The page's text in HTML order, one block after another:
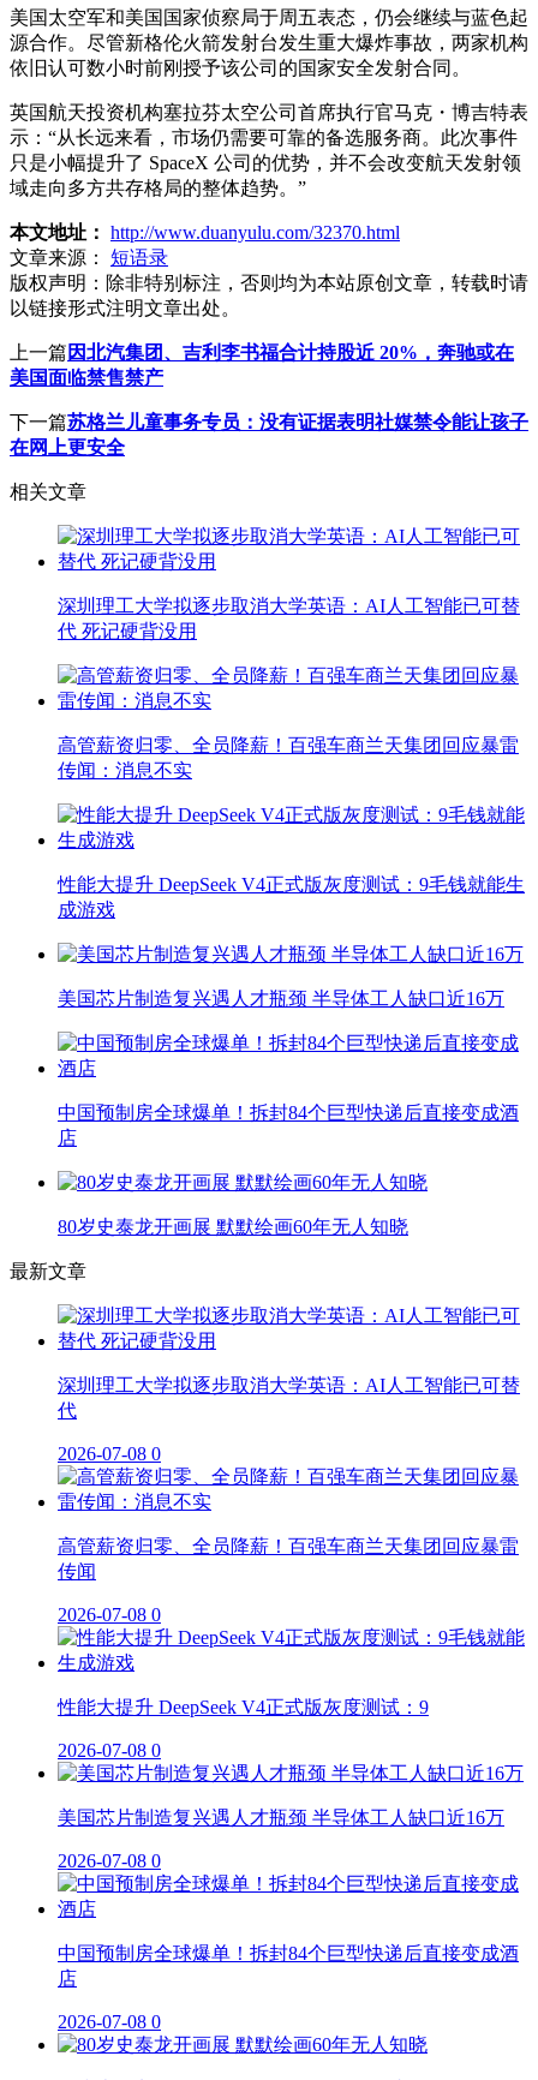
美国太空军和美国国家侦察局于周五表态，仍会继续与蓝色起
源合作。尽管新格伦火箭发射台发生重大爆炸事故，两家机构
依旧认可数小时前刚授予该公司的国家安全发射合同。
英国航天投资机构塞拉芬太空公司首席执行官马克・博吉特表
示：“从长远来看，市场仍需要可靠的备选服务商。此次事件
只是小幅提升了 SpaceX 公司的优势，并不会改变航天发射领
域走向多方共存格局的整体趋势。”
本文地址： http://www.duanyulu.com/32370.html
文章来源：
短语录
版权声明： 除非特别标注，否则均为本站原创文章，转载时请
以链接形式注明文章出处。
上一篇 因北汽集团、吉利李书福合计持股近 20%，奔驰或在
美国面临禁售禁产
下一篇苏格兰儿童事务专员：没有证据表明社媒禁令能让孩子
在网上更安全
相关文章
深圳理工大学拟逐步取消大学英语：AI人工智能已可替
代 死记硬背没用
高管薪资归零、全员降薪！百强车商兰天集团回应暴雷
传闻：消息不实
性能大提升 DeepSeek V4正式版灰度测试：9毛钱就能生
成游戏
美国芯片制造复兴遇人才瓶颈 半导体工人缺口近16万
中国预制房全球爆单！拆封84个巨型快递后直接变成酒
店
80岁史泰龙开画展 默默绘画60年无人知晓
最新文章
深圳理工大学拟逐步取消大学英语：AI人工智能已可替
代
2026-07-08 0
高管薪资归零、全员降薪！百强车商兰天集团回应暴雷
传闻
2026-07-08 0
性能大提升 DeepSeek V4正式版灰度测试：9
2026-07-08 0
美国芯片制造复兴遇人才瓶颈 半导体工人缺口近16万
2026-07-08 0
中国预制房全球爆单！拆封84个巨型快递后直接变成酒
店
2026-07-08 0